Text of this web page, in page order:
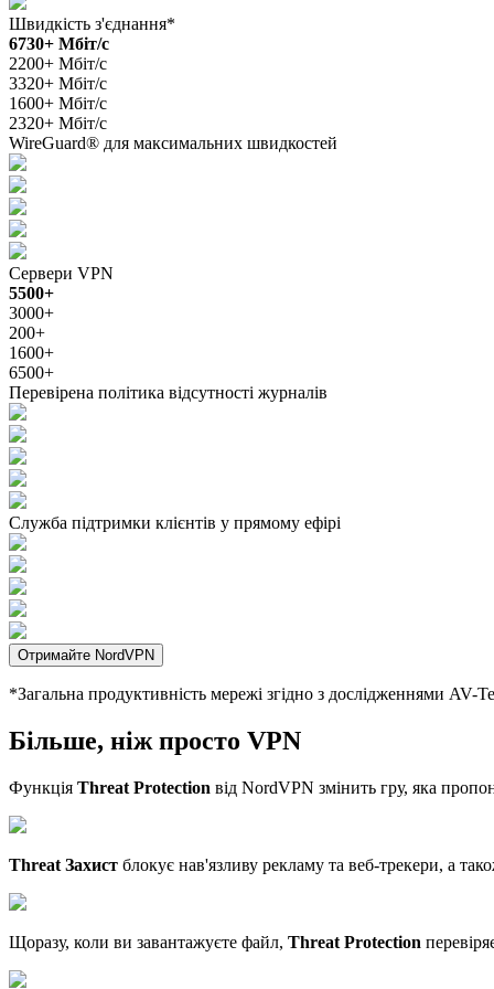
Швидкість з'єднання*
6730+ Мбіт/с
2200+ Мбіт/с
3320+ Мбіт/с
1600+ Мбіт/с
2320+ Мбіт/с
WireGuard® для максимальних швидкостей
Сервери VPN
5500+
3000+
200+
1600+
6500+
Перевірена політика відсутності журналів
Служба підтримки клієнтів у прямому ефірі
Отримайте NordVPN
*Загальна продуктивність мережі згідно з дослідженнями AV-
Більше, ніж просто VPN
Функція Threat Protection від NordVPN змінить гру, яка
Threat Захист блокує нав'язливу рекламу та веб-трекери, а
Щоразу, коли ви завантажуєте файл, Threat Protection